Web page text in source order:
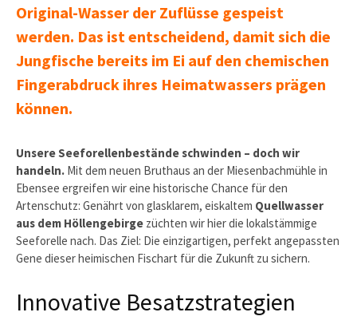
Original-Wasser der Zuflüsse gespeist
werden. Das ist entscheidend, damit sich die
Jungfische bereits im Ei auf den chemischen
Fingerabdruck ihres Heimatwassers prägen
können.
Unsere Seeforellenbestände schwinden – doch wir
handeln. Mit dem neuen Bruthaus an der Miesenbachmühle in
Ebensee ergreifen wir eine historische Chance für den
Artenschutz: Genährt von glasklarem, eiskaltem Quellwasser
aus dem Höllengebirge züchten wir hier die lokalstämmige
Seeforelle nach. Das Ziel: Die einzigartigen, perfekt angepassten
Gene dieser heimischen Fischart für die Zukunft zu sichern.
Innovative Besatzstrategien